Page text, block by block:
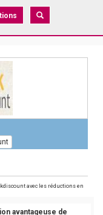
avec les réductions en
avantageuse de